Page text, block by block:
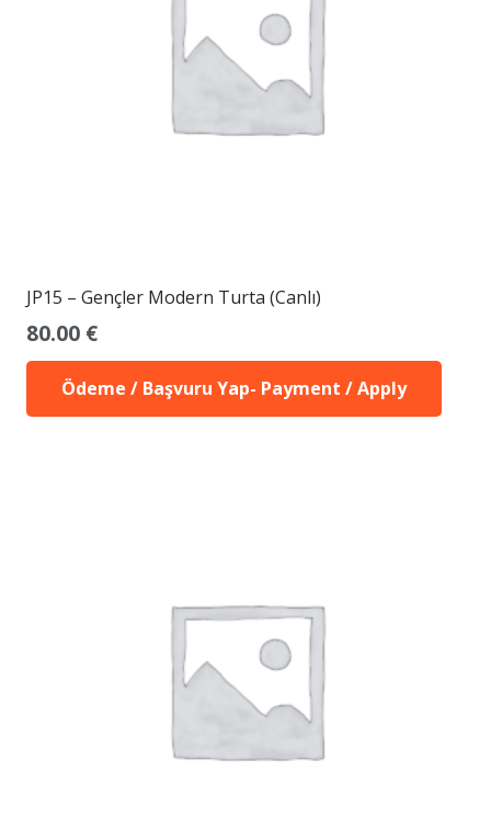
JP15 – Gençler Modern Turta (Canlı)
80.00 €
Ödeme / Başvuru Yap- Payment / Apply